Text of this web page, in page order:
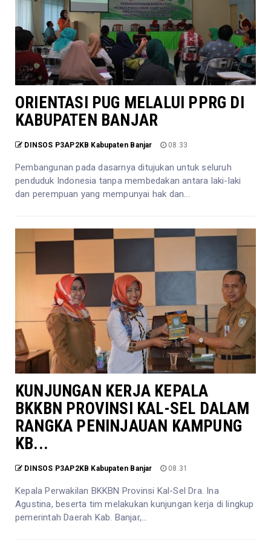
ORIENTASI PUG MELALUI PPRG DI
KABUPATEN BANJAR
DINSOS P3AP2KB Kabupaten Banjar 08.33
Pembangunan pada dasarnya ditujukan untuk seluruh
penduduk Indonesia tanpa membedakan antara laki-laki
dan perempuan yang mempunyai hak dan...
KUNJUNGAN KERJA KEPALA
BKKBN PROVINSI KAL-SEL DALAM
RANGKA PENINJAUAN KAMPUNG
KB...
DINSOS P3AP2KB Kabupaten Banjar 08.31
Kepala Perwakilan BKKBN Provinsi Kal-Sel Dra. Ina
Agustina, beserta tim melakukan kunjungan kerja di lingkup
pemerintah Daerah Kab. Banjar,...